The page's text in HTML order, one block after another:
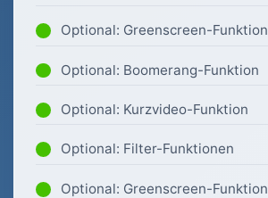
Optional: Greenscreen-Funktion
Optional: Boomerang-Funktion
Optional: Kurzvideo-Funktion
Optional: Filter-Funktionen
Optional: Greenscreen-Funktion